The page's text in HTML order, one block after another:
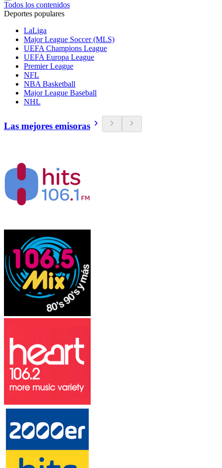
Todos los contenidos
Deportes populares
LaLiga
Major League Soccer (MLS)
UEFA Champions League
UEFA Europa League
Premier League
NFL
NBA Basketball
Major League Baseball
NHL
Las mejores emisoras